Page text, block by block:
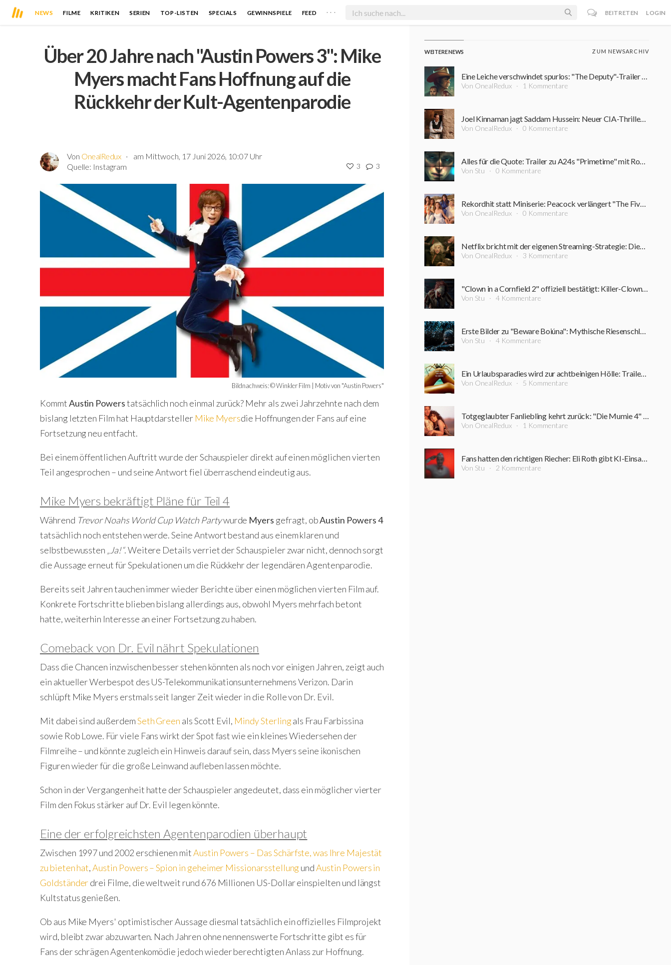
NEWS FILME KRITIKEN SERIEN TOP-LISTEN SPECIALS GEWINNSPIELE FEED . . . BEITRETEN LOGIN
Über 20 Jahre nach "Austin Powers 3": Mike
Myers macht Fans Hoffnung auf die
Rückkehr der Kult-Agentenparodie
Von OnealRedux
am Mittwoch, 17 Juni 2026, 10:07 Uhr
Quelle: Instagram 3 3
Bildnachweis: © Winkler Film | Motiv von "Austin Powers"
KommtAustin Powerstatsächlich noch einmal zurück? Mehr als zwei Jahrzehnte nach dem
bislang letzten Film hat Hauptdarsteller Mike Myersdie Hoffnungen der Fans auf eine
Fortsetzung neu entfacht.
Bei einem öffentlichen Auftritt wurde der Schauspieler direkt auf einen möglichen vierten
Teil angesprochen – und seine Antwort fiel überraschend eindeutig aus.
Mike Myers bekräftigt Pläne für Teil 4
Während Trevor Noahs World Cup Watch Partywurde Myers gefragt, obAustin Powers 4
tatsächlich noch entstehen werde. Seine Antwort bestand aus einem klaren und
selbstbewussten „Ja!“. Weitere Details verriet der Schauspieler zwar nicht, dennoch sorgt
die Aussage erneut für Spekulationen um die Rückkehr der legendären Agentenparodie.
Bereits seit Jahren tauchen immer wieder Berichte über einen möglichen vierten Film auf.
Konkrete Fortschritte blieben bislang allerdings aus, obwohl Myers mehrfach betont
hatte, weiterhin Interesse an einer Fortsetzung zu haben.
Comeback von Dr. Evil nährt Spekulationen
Dass die Chancen inzwischen besser stehen könnten als noch vor einigen Jahren, zeigt auch
ein aktueller Werbespot des US-Telekommunikationsunternehmens Verizon. Darin
schlüpft Mike Myers erstmals seit langer Zeit wieder in die Rolle von Dr. Evil.
Mit dabei sind außerdemSeth Green als Scott Evil, Mindy Sterlingals Frau Farbissina
sowie Rob Lowe. Für viele Fans wirkt der Spot fast wie ein kleines Wiedersehen der
Filmreihe – und könnte zugleich ein Hinweis darauf sein, dass Myers seine ikonischen
Figuren wieder für die große Leinwand aufleben lassen möchte.
Schon in der Vergangenheit hatte der Schauspieler angedeutet, dass ein möglicher vierter
Film den Fokus stärker auf Dr. Evil legen könnte.
Eine der erfolgreichsten Agentenparodien überhaupt
Zwischen 1997 und 2002 erschienen mitAustin Powers – Das Schärfste, was Ihre Majestät
zu bieten hat,Austin Powers – Spion in geheimer MissionarsstellungundAustin Powers in
Goldständerdrei Filme, die weltweit rund 676 Millionen US-Dollar einspielten und längst
Kultstatus genießen.
Ob aus Mike Myers' optimistischer Aussage diesmal tatsächlich ein offizielles Filmprojekt
wird, bleibt zwar abzuwarten. Nach Jahren ohne nennenswerte Fortschritte gibt es für
Fans der schrägen Agentenkomödie jedoch wieder berechtigten Anlass zur Hoffnung.
WEITERE NEWS ZUM NEWSARCHIV
Eine Leiche verschwindet spurlos: "The Deputy"-Trailer führt in einen Sumpf aus Korruption und Verbrechen
Von OnealRedux 1 Kommentare
Joel Kinnaman jagt Saddam Hussein: Neuer CIA-Thriller startet bereits im September
Von OnealRedux 0 Kommentare
Alles für die Quote: Trailer zu A24s "Primetime" mit Robert Pattinson ist online
Von Stu 0 Kommentare
Rekordhit statt Miniserie: Peacock verlängert "The Five-Star Weekend" überraschend um Staffel 2
Von OnealRedux 0 Kommentare
Netflix bricht mit der eigenen Streaming-Strategie: Dieser Film bleibt rekordverdächtig lange im Kino
Von OnealRedux 3 Kommentare
"Clown in a Cornfield 2" offiziell bestätigt: Killer-Clown kehrt zurück
Von Stu 4 Kommentare
Erste Bilder zu "Beware Boiúna": Mythische Riesenschlange macht den Amazonas zum Albtraum
Von Stu 4 Kommentare
Ein Urlaubsparadies wird zur achtbeinigen Hölle: Trailer zum neuen Horrorfilm vom "Triangle"-Regisseur
Von OnealRedux 5 Kommentare
Totgeglaubter Fanliebling kehrt zurück: "Die Mumie 4" holt weitere Stars der Originalfilme an Bord
Von OnealRedux 1 Kommentare
Fans hatten den richtigen Riecher: Eli Roth gibt KI-Einsatz in seinem neuen Horrorfilm zu
Von Stu 2 Kommentare